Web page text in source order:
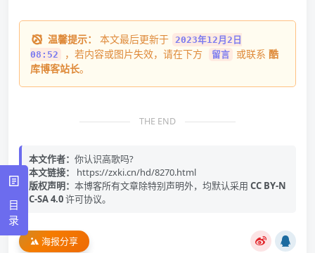
温馨提示： 本文最后更新于 2023年12月2日
08:52
，若内容或图片失效，请在下方 留言 或联系 酷
库博客站长。
THE END
本文作者： 你认识高歌吗?
本文链接：
https://zxki.cn/hd/8270.html
版权声明： 本博客所有文章除特别声明外，均默认采用 CC BY-N
C-SA 4.0许可协议。
海报分享
目
录